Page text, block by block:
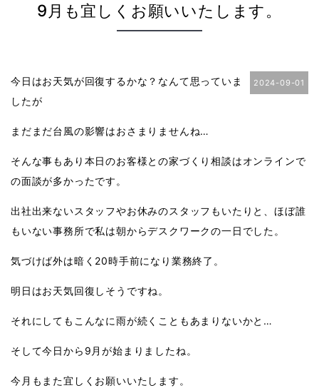
9月も宜しくお願いいたします。
2024-09-01
今日はお天気が回復するかな？なんて思っていま
したが
まだまだ台風の影響はおさまりませんね…
そんな事もあり本日のお客様との家づくり相談はオンラインで
の面談が多かったです。
出社出来ないスタッフやお休みのスタッフもいたりと、ほぼ誰
もいない事務所で私は朝からデスクワークの一日でした。
気づけば外は暗く20時手前になり業務終了。
明日はお天気回復しそうですね。
それにしてもこんなに雨が続くこともあまりないかと…
そして今日から9月が始まりましたね。
今月もまた宜しくお願いいたします。